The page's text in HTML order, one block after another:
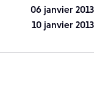
06 janvier 2013
10 janvier 2013